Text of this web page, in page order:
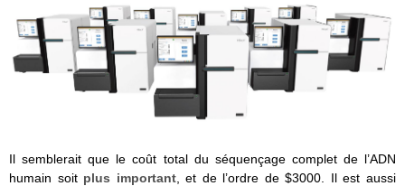
Il semblerait que le coût total du séquençage complet de l’ADN
humain soit plus important, et de l’ordre de $3000. Il est aussi